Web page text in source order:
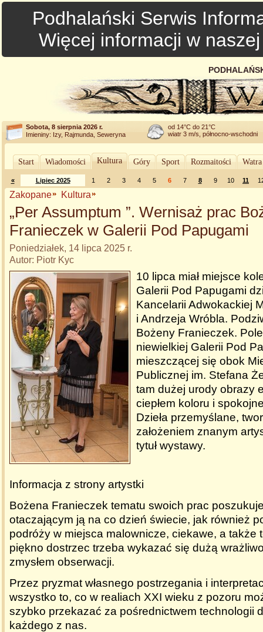
Podhalański Serwis
Więcej informacji w
Sobota, 8 sierpnia 2026 r.
Imieniny: Izy, Rajmunda, Seweryna
od 14°C do 21°C
wiatr 3 m/s, północno-wschodni
Start Wiadomości Kultura Góry Sport Rozmaitości
« Lipiec 2025 1 2 3 4 5 6 7 8 9 10 11
Zakopane Kultura
„Per Assumptum ”. Wernisaż prac
Franieczek w Galerii Pod Papugami
Poniedziałek, 14 lipca 2025 r.
Autor: Piotr Kyc
10 lipca miał miejsce
Galerii Pod Papugami
Kancelarii Adwokackiej
i Andrzeja Wróbla.
Bożeny Franieczek.
niewielkiej Galerii Pod
mieszczącej się obok
Publicznej im. Stefana
tam dużej urody obrazy
ciepłem koloru i
Dzieła przemyślane,
założeniem znanym
tytuł wystawy.
Informacja z strony artystki
Bożena Franieczek tematu swoich prac
otaczającym ją na co dzień świecie, jak również
podróży w miejsca malownicze, ciekawe, a także
piękno dostrzec trzeba wykazać się dużą
zmysłem obserwacji.
Przez pryzmat własnego postrzegania i
wszystko to, co w realiach XXI wieku z pozoru
szybko przekazać za pośrednictwem technologii
każdego z nas.